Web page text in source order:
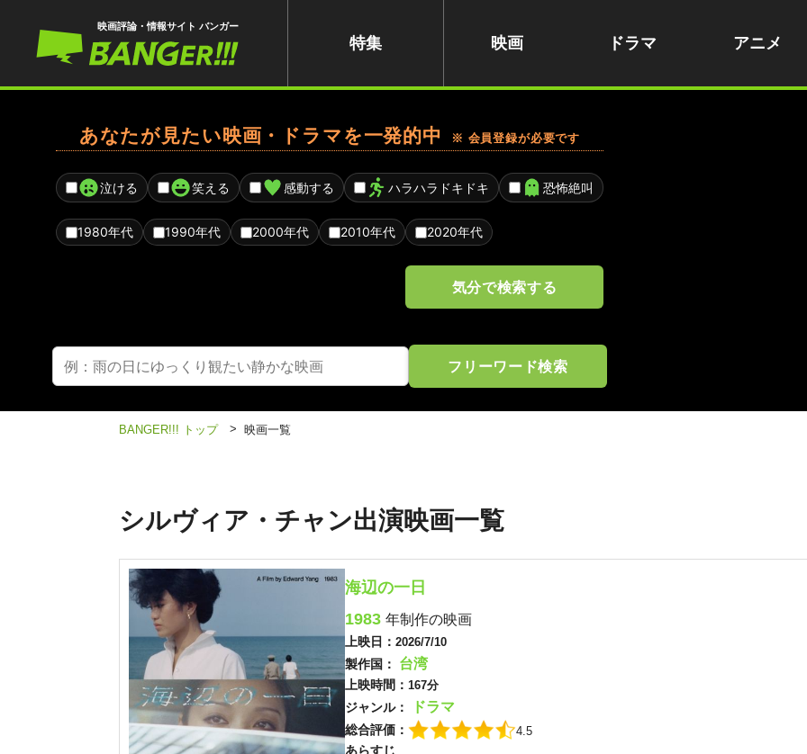
映画評論・情報サイト バンガー
特集 映画 ドラマ アニメ
あなたが見たい映画・ドラマを一発的中 ※ 会員登録が必要です
泣ける 笑える 感動する ハラハラドキドキ 恐怖絶叫
1980年代 1990年代 2000年代 2010年代 2020年代
気分で検索する
フリーワード検索
BANGER!!! トップ > 映画一覧
シルヴィア・チャン出演映画一覧
海辺の一日
1983 年制作の映画
上映日： 2026/7/10
製作国： 台湾
上映時間： 167分
ジャンル： ドラマ
総合評価： 4.5
あらすじ